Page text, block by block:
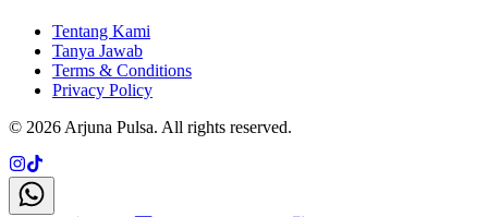
Tentang Kami
Tanya Jawab
Terms & Conditions
Privacy Policy
© 2026 Arjuna Pulsa. All rights reserved.